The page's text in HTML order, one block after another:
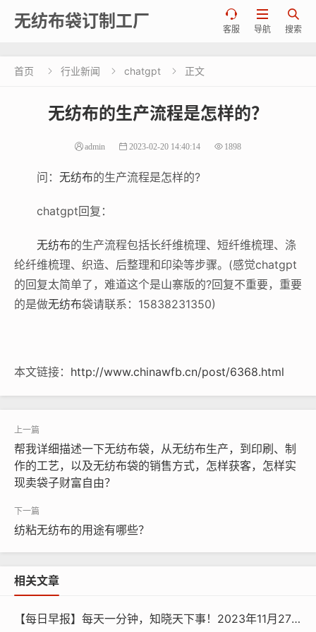
无纺布袋订制工厂 
搜索

导航

客服
首页  行业新闻  chatgpt  正文
无纺布的生产流程是怎样的？
admin 2023-02-20 14:40:14 1898
问： 无纺布的生产流程是怎样的?
chatgpt回复：
无纺布的生产流程包括长纤维梳理、短纤维梳理、涤
纶纤维梳理、织造、后整理和印染等步骤。(感觉chatgpt
的回复太简单了，难道这个是山寨版的?回复不重要，重要
的是做无纺布袋请联系：15838231350)
本文链接： http://www.chinawfb.cn/post/6368.html
帮我详细描述一下无纺布袋，从无纺布生产，到印刷、制
作的工艺，以及无纺布袋的销售方式，怎样获客，怎样实
现卖袋子财富自由？
纺粘无纺布的用途有哪些？
相关文章
【每日早报】每天一分钟，知晓天下事！2023年11月27日 星期一 农历十月十五